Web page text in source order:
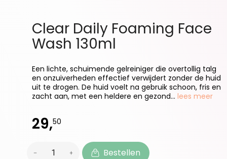
Clear Daily Foaming Face
Wash 130ml
Een lichte, schuimende gelreiniger die overtollig talg
en onzuiverheden effectief verwijdert zonder de huid
uit te drogen. De huid voelt na gebruik schoon, fris en
zacht aan, met een heldere en gezond... lees meer
29,50
Bestellen